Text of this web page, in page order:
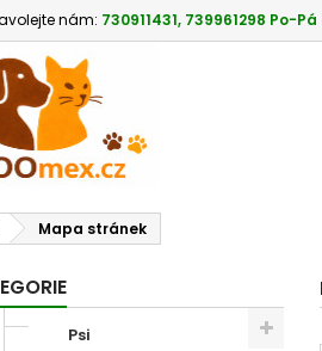
nám: 730911431, 739961298 Po-
Mapa stránek
Psi